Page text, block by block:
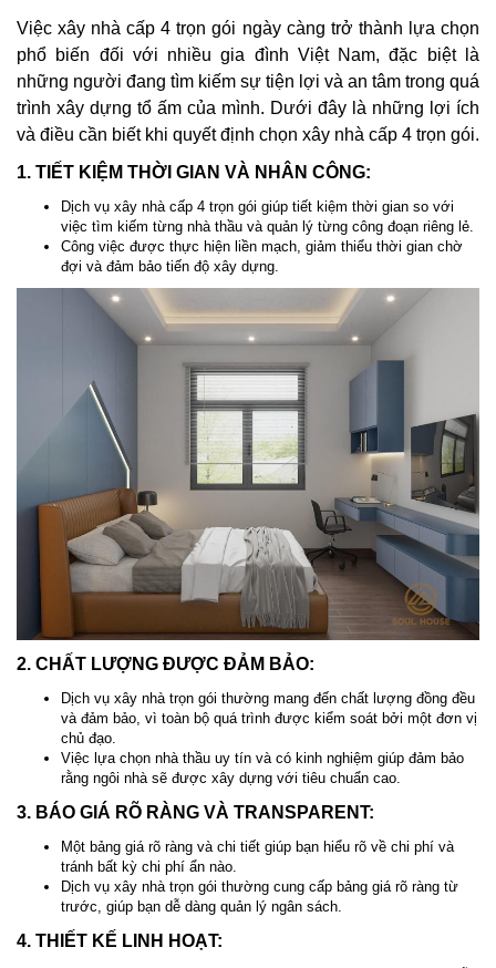
Việc xây nhà cấp 4 trọn gói ngày càng trở thành lựa chọn
phổ biến đối với nhiều gia đình Việt Nam, đặc biệt là
những người đang tìm kiếm sự tiện lợi và an tâm trong quá
trình xây dựng tổ ấm của mình. Dưới đây là những lợi ích
và điều cần biết khi quyết định chọn xây nhà cấp 4 trọn gói.
1. TIẾT KIỆM THỜI GIAN VÀ NHÂN CÔNG:
Dịch vụ xây nhà cấp 4 trọn gói giúp tiết kiệm thời gian so với
việc tìm kiếm từng nhà thầu và quản lý từng công đoạn riêng lẻ.
Công việc được thực hiện liền mạch, giảm thiểu thời gian chờ
đợi và đảm bảo tiến độ xây dựng.
2. CHẤT LƯỢNG ĐƯỢC ĐẢM BẢO:
Dịch vụ xây nhà trọn gói thường mang đến chất lượng đồng đều
và đảm bảo, vì toàn bộ quá trình được kiểm soát bởi một đơn vị
chủ đạo.
Việc lựa chọn nhà thầu uy tín và có kinh nghiệm giúp đảm bảo
rằng ngôi nhà sẽ được xây dựng với tiêu chuẩn cao.
3. BÁO GIÁ RÕ RÀNG VÀ TRANSPARENT:
Một bảng giá rõ ràng và chi tiết giúp bạn hiểu rõ về chi phí và
tránh bất kỳ chi phí ẩn nào.
Dịch vụ xây nhà trọn gói thường cung cấp bảng giá rõ ràng từ
trước, giúp bạn dễ dàng quản lý ngân sách.
4. THIẾT KẾ LINH HOẠT: